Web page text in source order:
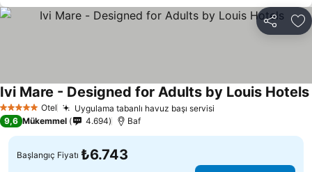
Paylaş
5 Yıldız Otel Uygulama tabanlı havuz başı servisi
Ivi Mare - Designed for Adults by Louis Hotels
9,6 Mükemmel 4.694 Baf
Başlangıç Fiyatı ₺6.743